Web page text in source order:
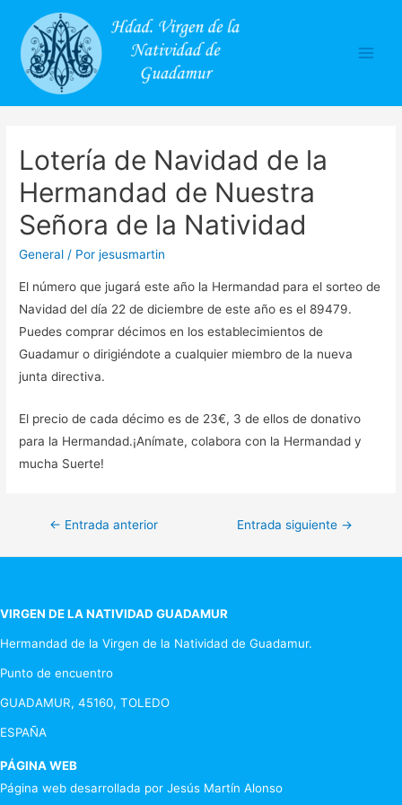
Lotería de Navidad de la
Hermandad de Nuestra
Señora de la Natividad
General / Porjesusmartin
El número que jugará este año la Hermandad para el sorteo de
Navidad del día 22 de diciembre de este año es el 89479.
Puedes comprar décimos en los establecimientos de
Guadamur o dirigiéndote a cualquier miembro de la nueva
junta directiva.
El precio de cada décimo es de 23€, 3 de ellos de donativo
para la Hermandad.¡Anímate, colabora con la Hermandad y
mucha Suerte!
Navegación
de
← Entrada anterior Entrada siguiente →
VIRGEN DE LA NATIVIDAD GUADAMUR
Hermandad de la Virgen de la Natividad de Guadamur.
Punto de encuentro
GUADAMUR, 45160, TOLEDO
ESPAÑA
PÁGINA WEB
Página web desarrollada por Jesús Martín Alonso